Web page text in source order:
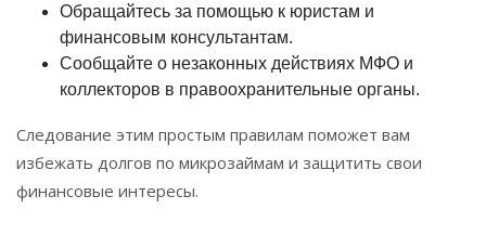
Обращайтесь за помощью к юристам и
финансовым консультантам.
Сообщайте о незаконных действиях МФО и
коллекторов в правоохранительные органы.
Следование этим простым правилам поможет вам
избежать долгов по микрозаймам и защитить свои
финансовые интересы.